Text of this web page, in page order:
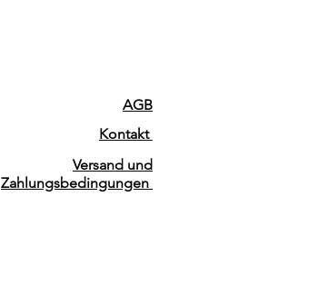
AGB
Kontakt
Versand und
Zahlungsbedingungen